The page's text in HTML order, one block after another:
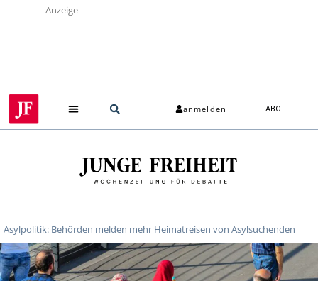
Anzeige
anmelden ABO
Asylpolitik: Behörden melden mehr Heimatreisen von Asylsuchenden